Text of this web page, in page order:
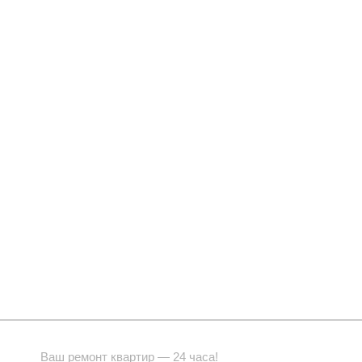
Ваш ремонт квартир — 24 часа!